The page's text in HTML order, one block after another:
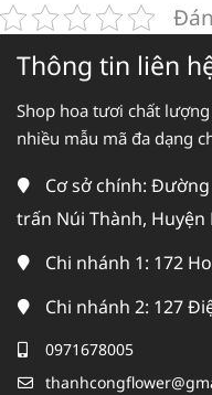
Thông tin liên
Shop hoa tươi chất
nhiều mẫu mã đa dạng
Cơ sở chính:
trấn Núi Thành, Huyện
Chi nhánh 1: 172
Chi nhánh 2: 127
0971678005